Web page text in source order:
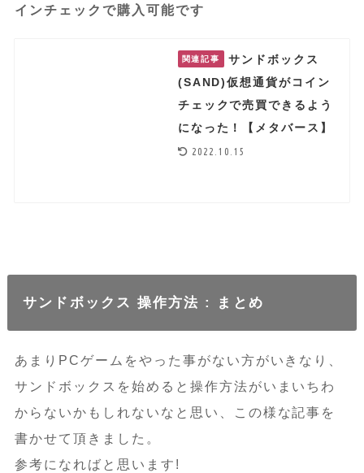
インチェックで購入可能です
関連記事
サンドボックス
(SAND)仮想通貨がコイン
チェックで売買できるよう
になった！【メタバース】
2022.10.15
サンドボックス 操作方法 : まとめ
あまりPCゲームをやった事がない方がいきなり、
サンドボックスを始めると操作方法がいまいちわ
からないかもしれないなと思い、この様な記事を
書かせて頂きました。
参考になればと思います!